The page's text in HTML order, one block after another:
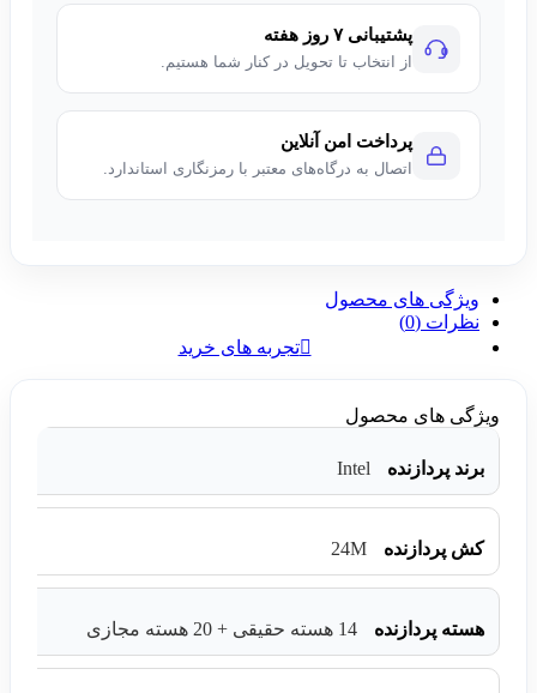
پشتیبانی ۷ روز هفته
از انتخاب تا تحویل در کنار شما هستیم.
پرداخت امن آنلاین
اتصال به درگاه‌های معتبر با رمزنگاری استاندارد.
ویژگی های محصول
نظرات (0)
تجربه های خرید
ویژگی های محصول
برند پردازنده Intel
کش پردازنده 24M
هسته پردازنده 14 هسته حقیقی + 20 هسته مجازی